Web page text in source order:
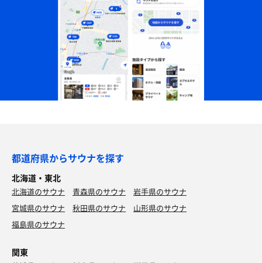
都道府県からサウナを探す
北海道・東北
北海道のサウナ 青森県のサウナ
岩手県のサウナ
宮城県のサウナ
秋田県のサウナ
山形県のサウナ
福島県のサウナ
関東